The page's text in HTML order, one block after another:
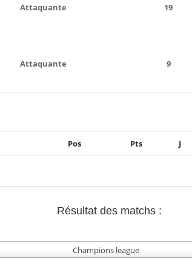
Attaquante 19
Attaquante 9
Pos Pts J
Résultat des matchs :
Champions league